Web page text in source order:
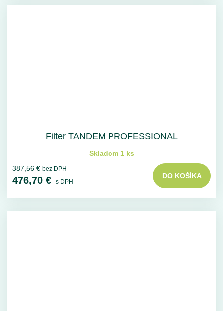
Filter TANDEM PROFESSIONAL
Skladom 1 ks
387,56 € bez DPH
476,70 € s DPH
DO KOŠÍKA